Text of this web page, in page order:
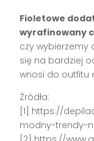
Fioletowe
wyrafinowany
czy wybierzemy
się na bardziej
wnosi do outfitu
Źródła:
[1] https://
modny-trendy-